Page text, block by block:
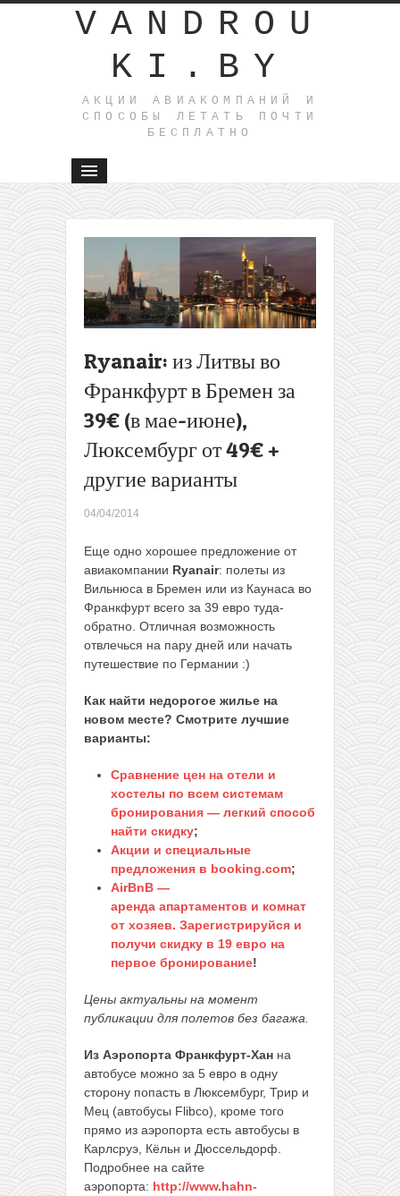
VANDROU
KI.BY
АКЦИИ АВИАКОМПАНИЙ И
СПОСОБЫ ЛЕТАТЬ ПОЧТИ
БЕСПЛАТНО
Ryanair: из Литвы во
Франкфурт в Бремен за
39€ (в мае-июне),
Люксембург от 49€ +
другие варианты
04/04/2014
Еще одно хорошее предложение от
авиакомпании Ryanair: полеты из
Вильнюса в Бремен или из Каунаса во
Франкфурт всего за 39 евро туда-
обратно. Отличная возможность
отвлечься на пару дней или начать
путешествие по Германии :)
Как найти недорогое жилье на
новом месте? Смотрите лучшие
варианты:
Сравнение цен на отели и
хостелы по всем системам
бронирования — легкий способ
найти скидку;
Акции и специальные
предложения в booking.com;
AirBnB —
аренда апартаментов и комнат
от хозяев. Зарегистрируйся и
получи скидку в 19 евро на
первое бронирование!
Цены актуальны на момент
публикации для полетов без багажа.
Из Аэропорта Франкфурт-Хан на
автобусе можно за 5 евро в одну
сторону попасть в Люксембург, Трир и
Мец (автобусы Flibco), кроме того
прямо из аэропорта есть автобусы в
Карлсруэ, Кёльн и Дюссельдорф.
Подробнее на сайте
аэропорта: http://www.hahn-
Ryanair:
из Литвы
на
Сицилию
июнь)
от
239€/неделя
(Средиземное
море)→